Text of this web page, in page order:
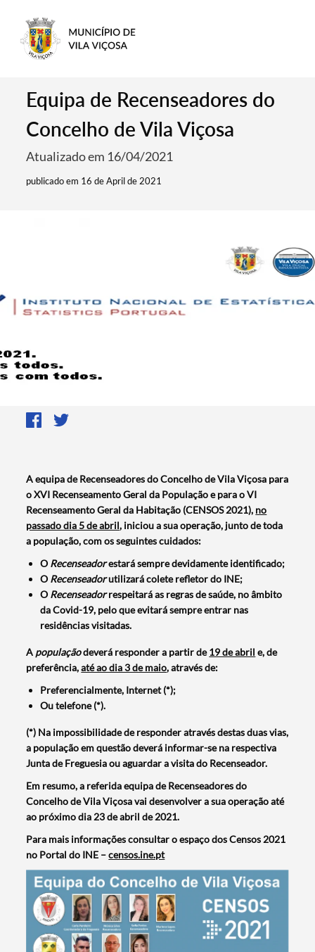
Termo de Pesquisa
Equipa de Recenseadores do
Concelho de Vila Viçosa
Atualizado em 16/04/2021
publicado em 16 de April de 2021
A equipa de Recenseadores do Concelho de Vila Viçosa para
o XVI Recenseamento Geral da População e para o VI
Recenseamento Geral da Habitação (CENSOS 2021), no
passado dia 5 de abril, iniciou a sua operação, junto de toda
a população, com os seguintes cuidados:
O Recenseadorestará sempre devidamente identificado;
O Recenseadorutilizará colete refletor do INE;
O Recenseadorrespeitará as regras de saúde, no âmbito
da Covid-19, pelo que evitará sempre entrar nas
residências visitadas.
A populaçãodeverá responder a partir de19 de abril e, de
preferência,até ao dia 3 de maio, através de:
Preferencialmente, Internet (*);
Ou telefone (*).
(*) Na impossibilidade de responder através destas duas vias,
a população em questão deverá informar-se na respectiva
Junta de Freguesia ou aguardar a visita do Recenseador.
Em resumo, a referida equipa de Recenseadores do
Concelho de Vila Viçosa vai desenvolver a sua operação até
ao próximo dia 23 de abril de 2021.
Para mais informações consultar o espaço dos Censos 2021
no Portal do INE –censos.ine.pt